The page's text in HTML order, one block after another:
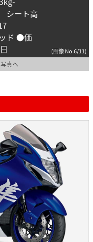
シート高
ド ●価
(画像 No.6/11)
真へ